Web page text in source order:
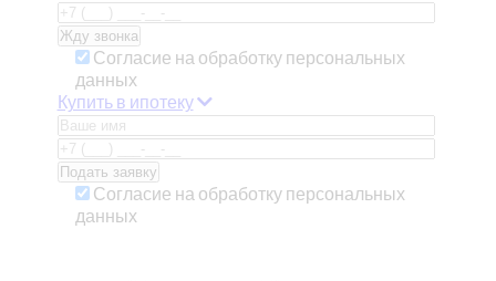
Согласие на обработку персональных
данных
Купить в ипотеку
Согласие на обработку персональных
данных